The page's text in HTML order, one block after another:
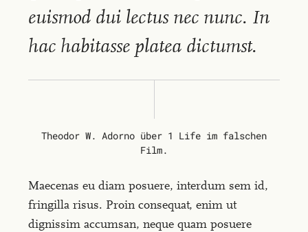
euismod dui lectus nec nunc. In
hac habitasse platea dictumst.
Theodor W. Adorno über 1 Life im falschen
Film.
Maecenas eu diam posuere, interdum sem id,
fringilla risus. Proin consequat, enim ut
dignissim accumsan, neque quam posuere